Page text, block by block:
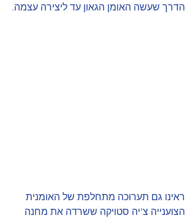
הדרך שעשה האומן הגאון עד ליצירה עצמה.
ראינו גם תערוכה מתחלפת של האומנית
הצוענייה צ'יה סטויקה ששרדה את מחנה